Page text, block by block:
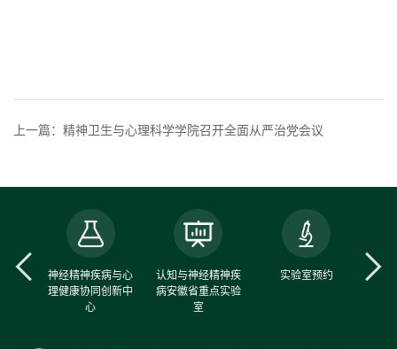
上一篇：精神卫生与心理科学学院召开全面从严治党会议
心
神经精神疾病与心
理健康协同创新中
心
认知与神经精神疾
病安徽省重点实验
室
实验室预约